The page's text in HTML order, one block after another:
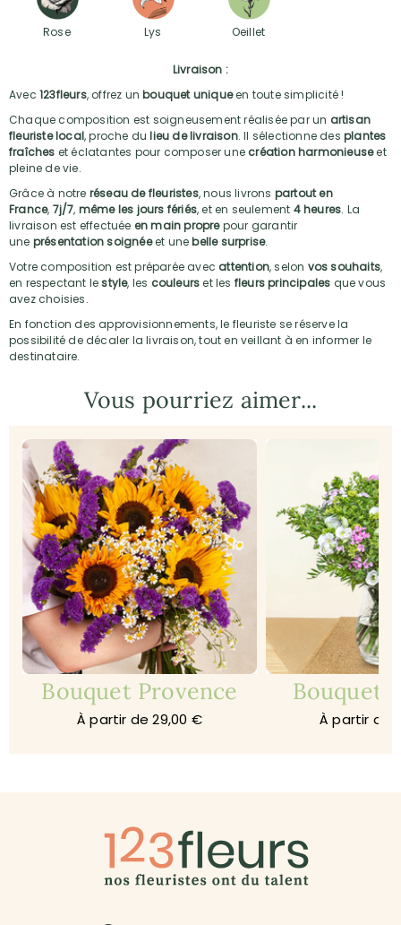
Rose Lys Oeillet
Livraison :
Avec 123fleurs, offrez unbouquet uniqueen toute simplicité !
Chaque composition est soigneusement réalisée par un artisan
fleuriste local, proche dulieu de livraison. Il sélectionne desplantes
fraîches et éclatantes pour composer une création harmonieuseet
pleine de vie.
Grâce à notre réseau de fleuristes, nous livrons partout en
France, 7j/7, même les jours fériés, et en seulement 4 heures. La
livraison est effectuée en main proprepour garantir
une présentation soignéeet unebelle surprise.
Votre composition est préparée avec attention, selon vos souhaits,
en respectant lestyle, les couleurset les fleurs principales que vous
avez choisies.
En fonction des approvisionnements, le fleuriste se réserve la
possibilité de décaler la livraison, tout en veillant à en informer le
destinataire.
Vous pourriez aimer...
Bouquet Provence
À partir de 29,00 €
Bouquet
À partir de